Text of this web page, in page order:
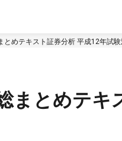
とめテキスト証券分析 平成12年試
まとめテキ